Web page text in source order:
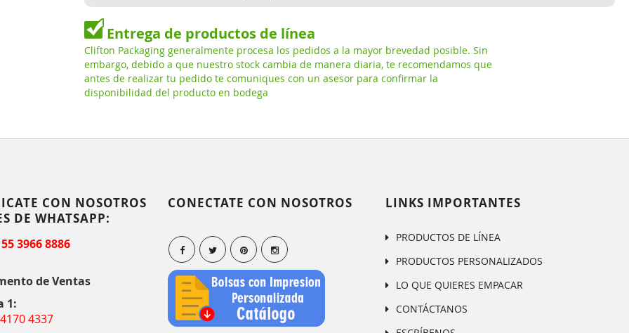
Entrega de productos de línea
Clifton Packaging generalmente procesa los pedidos a la mayor brevedad posible. Sin
embargo, debido a que nuestro stock cambia de manera diaria, te recomendamos que
antes de realizar tu pedido te comuniques con un asesor para confirmar la
disponibilidad del producto en bodega
CON NOSOTROS
DE WHATSAPP:
3966 8886
de Ventas
1:
4337
CONECTATE CON NOSOTROS LINKS IMPORTANTES
PRODUCTOS DE LÍNEA
PRODUCTOS PERSONALIZADOS
LO QUE QUIERES EMPACAR
CONTÁCTANOS